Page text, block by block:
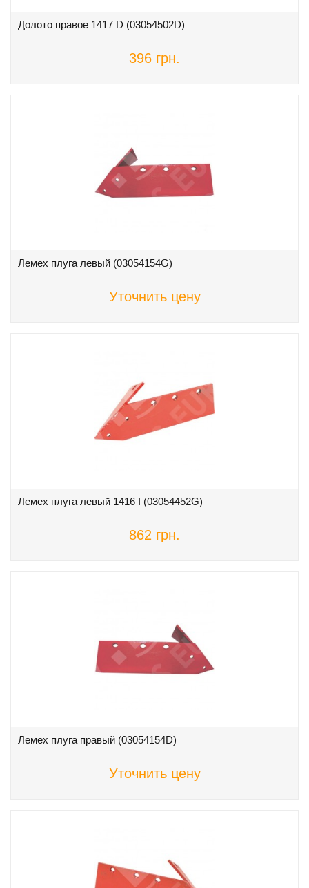
Долото правое 1417 D (03054502D)
396 грн.
Лемех плуга левый (03054154G)
Уточнить цену
Лемех плуга левый 1416 I (03054452G)
862 грн.
Лемех плуга правый (03054154D)
Уточнить цену